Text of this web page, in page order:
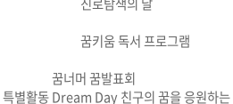
꿈키움 독서 프로그램
특별활동
꿈너머 꿈발표회
Dream Day 친구의 꿈을 응원하는